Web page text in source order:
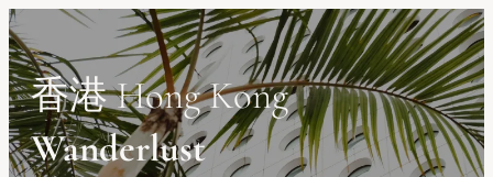
Skip
to
content
香港 Hong Kong
Wanderlust